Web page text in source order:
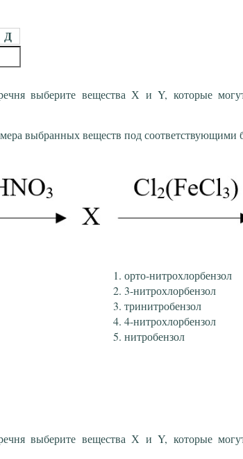
Д
выберите вещества Х и Y, которые
выбранных веществ под соответствующими
орто-нитрохлорбензол
3-нитрохлорбензол
тринитробензол
4-нитрохлорбензол
нитробензол
выберите вещества Х и Y, которые